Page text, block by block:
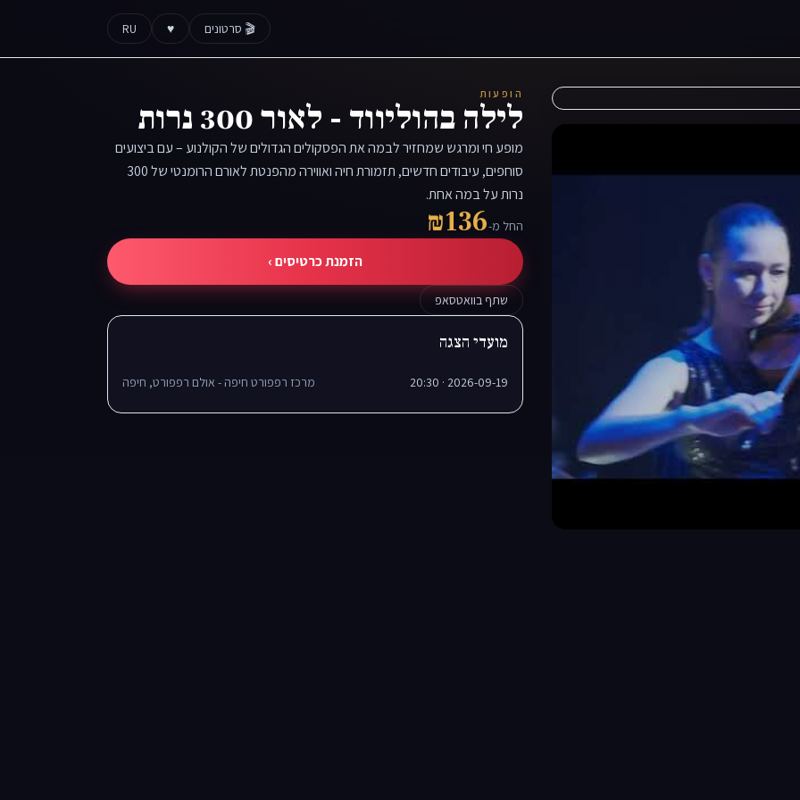
🎬 סרטונים ♥
RU
הופעות
לילה בהוליווד - לאור 300 נרות
מופע חי ומרגש שמחזיר לבמה את הפסקולים הגדולים של הקולנוע – עם ביצועים
סוחפים, עיבודים חדשים, תזמורת חיה ואווירה מהפנטת לאורם הרומנטי של 300
נרות על במה אחת.
החל מ-₪136
הזמנת כרטיסים ›
שתף בוואטסאפ
מועדי הצגה
2026-09-19 · 20:30 מרכז רפפורט חיפה - אולם רפפורט, חיפה